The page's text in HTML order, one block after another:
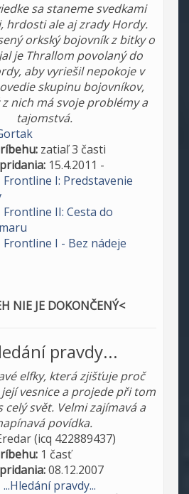
sa staneme svedkami
hrdosti ale aj zrady Hordy.
orkský bojovník z bitky o
je Thrallom povolaný do
aby vyriešil nepokoje v
skupinu bojovníkov,
nich má svoje problémy a
tajomstvá.
zatiaľ 3 časti
15.4.2011 -
Frontline I: Predstavenie
Frontline II: Cesta do
Frontline I - Bez nádeje
NIE JE DOKONČENÝ<
pravdy...
elfky, která zjišťuje proč
vesnice a projede při tom
celý svět. Velmi zajímavá a
povídka.
(icq 422889437)
1 časť
08.12.2007
...Hledání pravdy...